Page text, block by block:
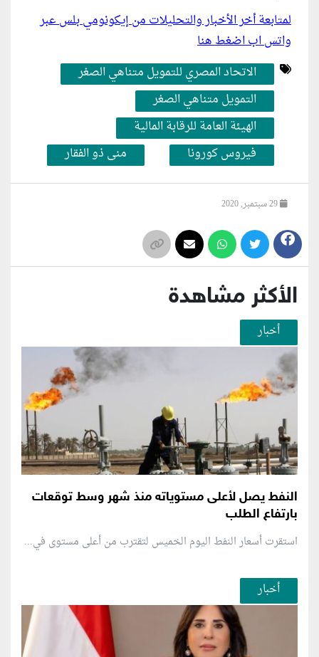
لمتابعة أخر الأخبار والتحليلات من إيكونومي بلس عبر
واتس اب اضغط هنا
الاتحاد المصري للتمويل متناهي الصغر
التمويل متناهي الصغر
الهيئة العامة للرقابة المالية
فيروس كورونا
منى ذو الفقار
الأكثر مشاهدة
أخبار
النفط يصل لأعلى مستوياته منذ شهر وسط توقعات
بارتفاع الطلب
استقرت أسعار النفط اليوم الخميس لتقترب من أعلى مستوى في...
أخبار